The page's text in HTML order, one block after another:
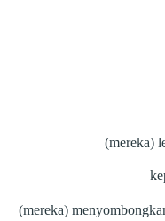
(mereka)
(mereka)